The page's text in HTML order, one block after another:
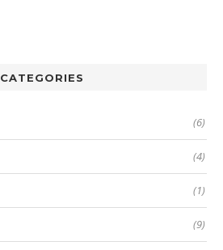
CATEGORIES
(6)
(4)
(1)
(9)